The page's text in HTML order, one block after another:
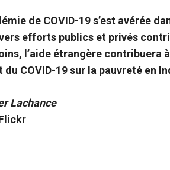
de COVID-19 s’est avérée
efforts publics et privés
l’aide étrangère contribuera
du COVID-19 sur la pauvreté en
Lachance